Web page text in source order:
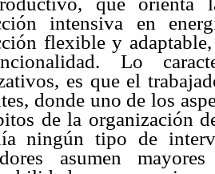
intensiva en
flexible y
Lo
es que el
donde uno de los
de la organización
ningún tipo de
asumen